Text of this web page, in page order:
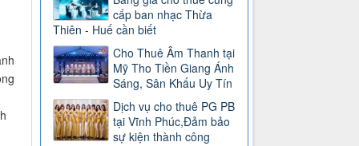
cấp ban nhạc Thừa
Thiên - Huế cần biết
Cho Thuê Âm Thanh tại
Mỹ Tho Tiền Giang Ánh
Sáng, Sân Khấu Uy Tín
Dịch vụ cho thuê PG PB
tại Vĩnh Phúc,Đảm bảo
sự kiện thành công